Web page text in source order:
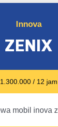
Innova
ZENIX
1.300.000 / 12 jam